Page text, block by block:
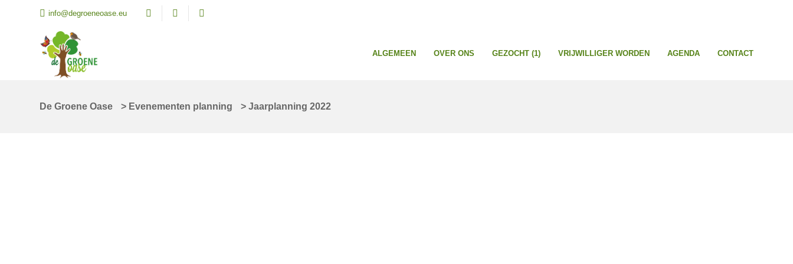
info@degroeneoase.eu
ALGEMEEN OVER ONS GEZOCHT (1) VRIJWILLIGER WORDEN AGENDA CONTACT
De Groene Oase > Evenementen planning > Jaarplanning 2022